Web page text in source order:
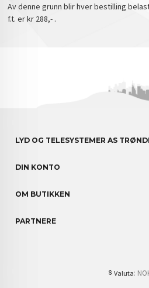
Av denne grunn blir hver bestilling
f.t. er kr 288,- .
LYD OG TELESYSTEMER AS
DIN KONTO
OM BUTIKKEN
PARTNERE
Valuta: